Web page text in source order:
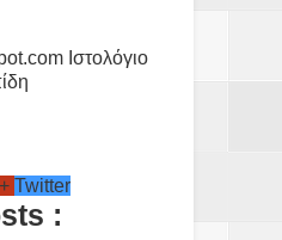
Ιστολόγιο
Twitter
: